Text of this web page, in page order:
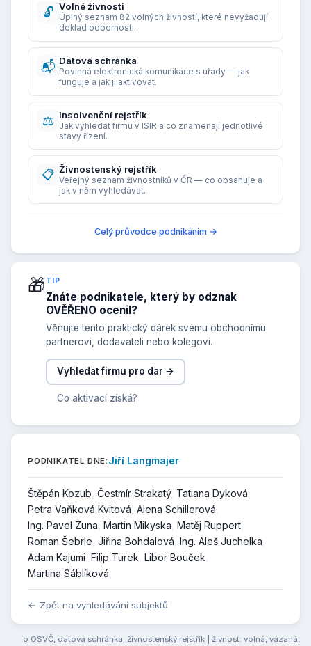
🔓 Volné živnosti
Úplný seznam 82 volných živností, které nevyžadují
doklad odbornosti.
📬 Datová schránka
Povinná elektronická komunikace s úřady — jak
funguje a jak ji aktivovat.
⚖️ Insolvenční rejstřík
Jak vyhledat firmu v ISIR a co znamenají jednotlivé
stavy řízení.
📋 Živnostenský rejstřík
Veřejný seznam živnostníků v ČR — co obsahuje a
jak v něm vyhledávat.
Celý průvodce podnikáním →
🎁 TIP
Znáte podnikatele, který by odznak
OVĚŘENO ocenil?
Věnujte tento praktický dárek svému obchodnímu
partnerovi, dodavateli nebo kolegovi.
Vyhledat firmu pro dar →
Co aktivací získá?
PODNIKATEL DNE: Jiří Langmajer
Štěpán Kozub Čestmír Strakatý Tatiana Dyková
Petra Vaňková Kvitová Alena Schillerová
Ing. Pavel Zuna Martin Mikyska Matěj Ruppert
Roman Šebrle Jiřina Bohdalová Ing. Aleš Juchelka
Adam Kajumi Filip Turek Libor Bouček
Martina Sáblíková
← Zpět na vyhledávání subjektů
o OSVČ, datová schránka, živnostenský rejstřík | živnost: volná, vázaná,